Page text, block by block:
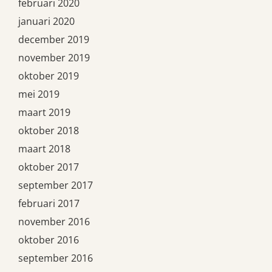
februari 2020
januari 2020
december 2019
november 2019
oktober 2019
mei 2019
maart 2019
oktober 2018
maart 2018
oktober 2017
september 2017
februari 2017
november 2016
oktober 2016
september 2016